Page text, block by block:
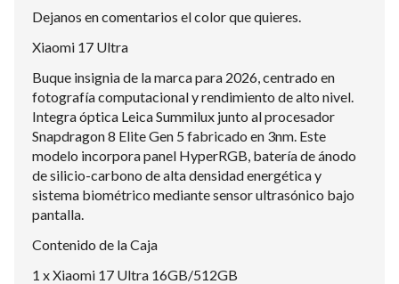
Dejanos en comentarios el color que quieres.
Xiaomi 17 Ultra
Buque insignia de la marca para 2026, centrado en
fotografía computacional y rendimiento de alto nivel.
Integra óptica Leica Summilux junto al procesador
Snapdragon 8 Elite Gen 5 fabricado en 3nm. Este
modelo incorpora panel HyperRGB, batería de ánodo
de silicio-carbono de alta densidad energética y
sistema biométrico mediante sensor ultrasónico bajo
pantalla.
Contenido de la Caja
1 x Xiaomi 17 Ultra 16GB/512GB